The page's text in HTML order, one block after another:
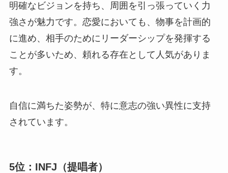
明確なビジョンを持ち、周囲を引っ張っていく力
強さが魅力です。恋愛においても、物事を計画的
に進め、相手のためにリーダーシップを発揮する
ことが多いため、頼れる存在として人気がありま
す。
自信に満ちた姿勢が、特に意志の強い異性に支持
されています。
5位：INFJ（提唱者）